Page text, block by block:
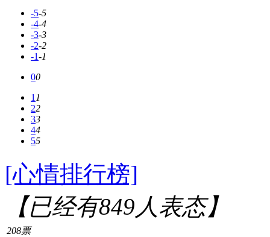
-5-5
-4-4
-3-3
-2-2
-1-1
00
11
22
33
44
55
[心情排行榜]
【已经有849人表态】
208票